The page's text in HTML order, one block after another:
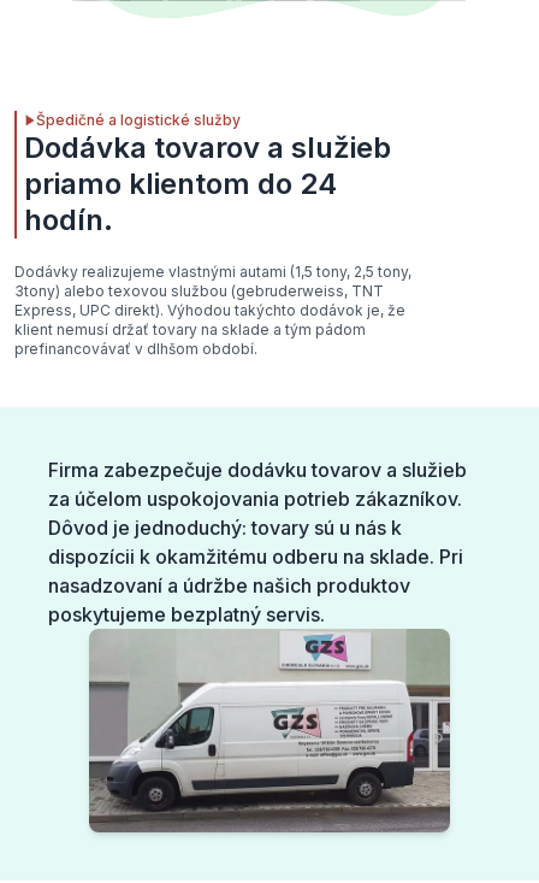
Špedičné a logistické služby
Dodávka tovarov a služieb
priamo klientom do 24
hodín.
Dodávky realizujeme vlastnými autami (1,5 tony, 2,5 tony,
3tony) alebo texovou službou (gebruderweiss, TNT
Express, UPC direkt). Výhodou takýchto dodávok je, že
klient nemusí držať tovary na sklade a tým pádom
prefinancovávať v dlhšom období.
Firma zabezpečuje dodávku tovarov a služieb
za účelom uspokojovania potrieb zákazníkov.
Dôvod je jednoduchý: tovary sú u nás k
dispozícii k okamžitému odberu na sklade. Pri
nasadzovaní a údržbe našich produktov
poskytujeme bezplatný servis.